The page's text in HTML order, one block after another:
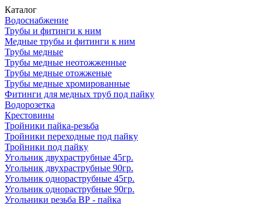
Каталог
Водоснабжение
Трубы и фитинги к ним
Медные трубы и фитинги к ним
Трубы медные
Трубы медные неотожженные
Трубы медные отожженые
Трубы медные хромированные
Фитинги для медных труб под пайку
Водорозетка
Крестовины
Тройники пайка-резьба
Тройники переходные под пайку
Тройники под пайку
Угольник двухраструбные 45гр.
Угольник двухраструбные 90гр.
Угольник однораструбные 45гр.
Угольник однораструбные 90гр.
Угольники резьба ВР - пайка